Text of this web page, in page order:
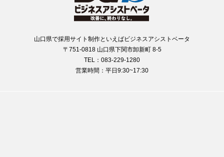
山口県で採用サイト制作といえばビジネスアシストベータ
〒751-0818 山口県下関市卸新町 8-5
TEL：083-229-1280
営業時間：平日9:30~17:30